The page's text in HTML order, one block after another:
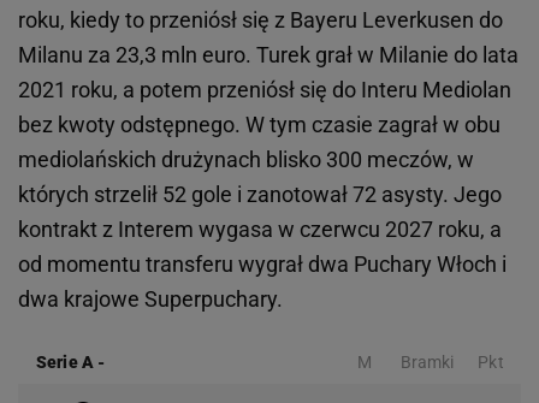
roku, kiedy to przeniósł się z Bayeru Leverkusen do
Milanu za 23,3 mln euro. Turek grał w Milanie do lata
2021 roku, a potem przeniósł się do Interu Mediolan
bez kwoty odstępnego. W tym czasie zagrał w obu
mediolańskich drużynach blisko 300 meczów, w
których strzelił 52 gole i zanotował 72 asysty. Jego
kontrakt z Interem wygasa w czerwcu 2027 roku, a
od momentu transferu wygrał dwa Puchary Włoch i
dwa krajowe Superpuchary.
Serie A- M Bramki Pkt